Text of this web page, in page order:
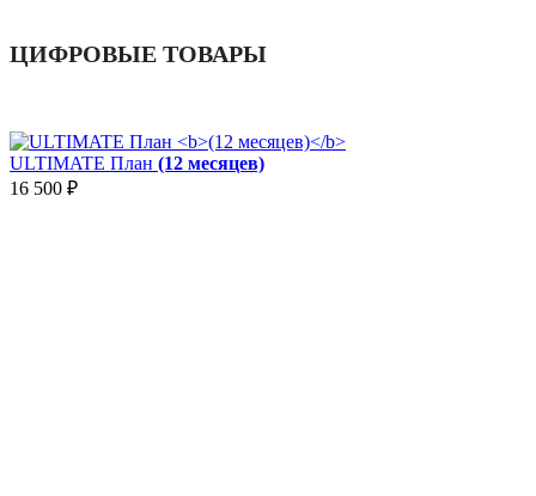
ЦИФРОВЫЕ ТОВАРЫ
ULTIMATE План (12 месяцев)
16 500 ₽